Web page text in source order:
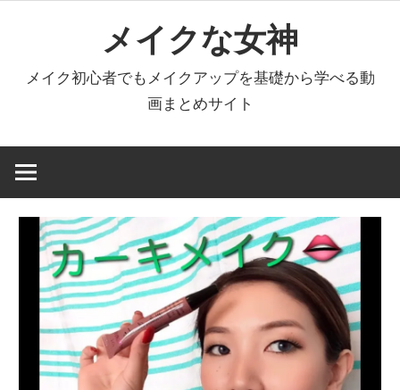
へ
キ
メイクな女神
メイク初心者でもメイクアップを基礎から学べる動
画まとめサイト